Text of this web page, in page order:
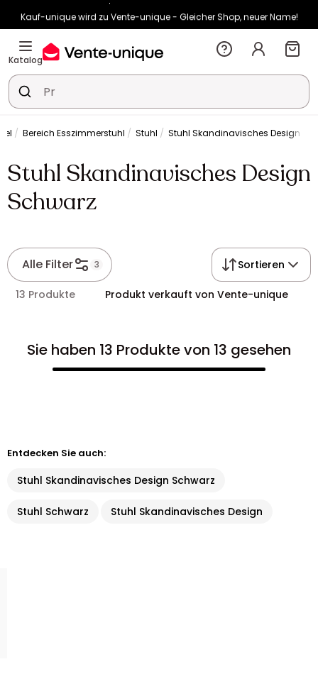
Kauf-unique wird zu Vente-unique - Gleicher Shop, neuer Name!
-10% ab €400 mitHEAT10auf Vente-unique-Produkte
Noch:
Katalog
Bereich Esszimmerstuhl Stuhl Stuhl Skandinavisches Design
Stuhl Skandinavisches Design
Schwarz
Alle Filter 3 Sortieren
13 Produkte Produkt verkauft von Vente-unique
Sie haben 13 Produkte von 13 gesehen
Entdecken Sie auch:
Stuhl Skandinavisches Design Schwarz
Stuhl Schwarz Stuhl Skandinavisches Design